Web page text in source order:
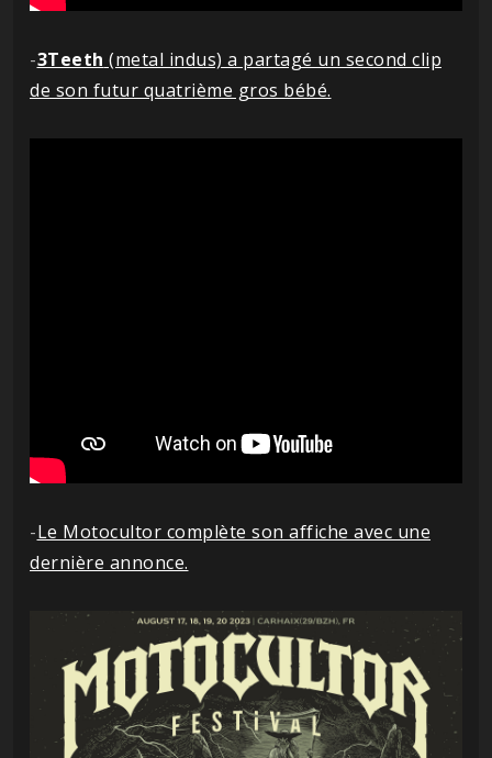
-3Teeth (metal indus) a partagé un second clip
de son futur quatrième gros bébé.
-Le Motocultor complète son affiche avec une
dernière annonce.